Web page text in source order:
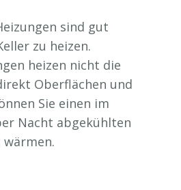
sind gut
zu heizen.
heizen nicht die
Oberflächen und
Sie einen im
Nacht abgekühlten